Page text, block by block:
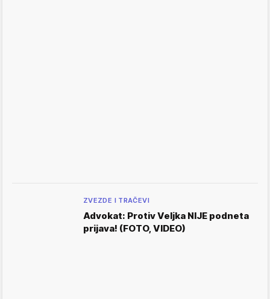
ZVEZDE I TRAČEVI
Advokat: Protiv Veljka NIJE podneta
prijava! (FOTO, VIDEO)